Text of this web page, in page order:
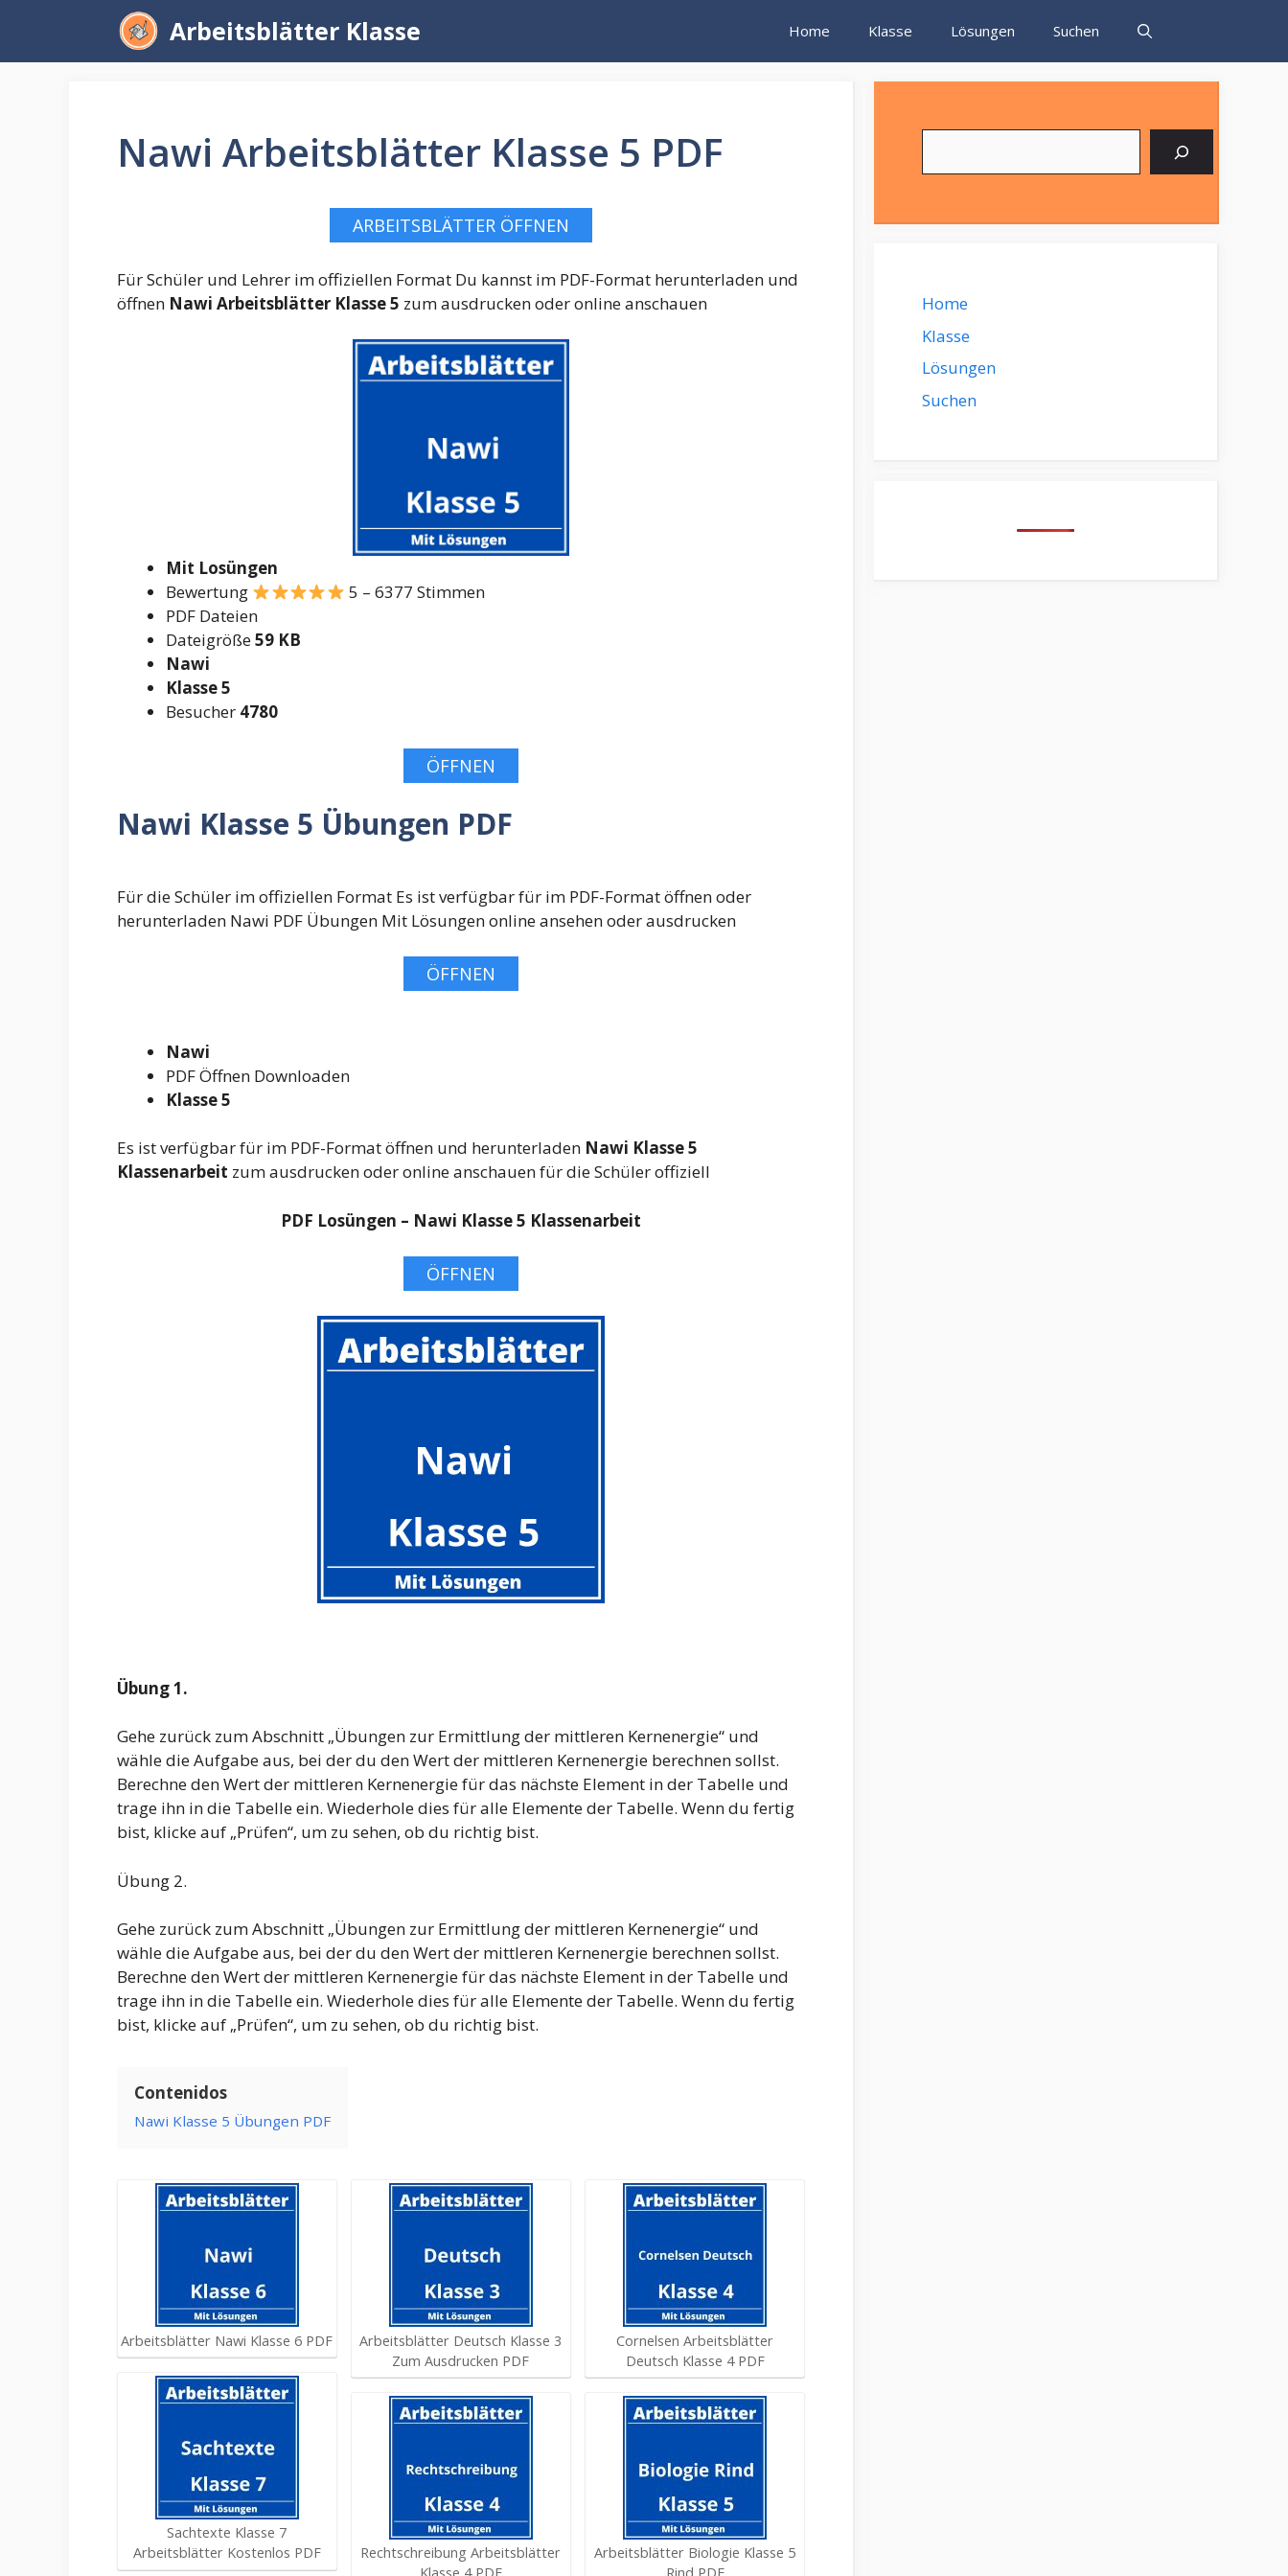
springen
Arbeitsblätter Klasse Home Klasse Lösungen Suchen
Nawi Arbeitsblätter Klasse 5 PDF
ARBEITSBLÄTTER ÖFFNEN
Für Schüler und Lehrer im offiziellen Format Du kannst im PDF-Format herunterladen und
öffnen Nawi Arbeitsblätter Klasse 5 zum ausdrucken oder online anschauen
Mit Losüngen
Bewertung
5 – 6377 Stimmen
PDF Dateien
Dateigröße59 KB
Nawi
Klasse 5
Besucher 4780
ÖFFNEN
Nawi Klasse 5 Übungen PDF
Für die Schüler im offiziellen Format Es ist verfügbar für im PDF-Format öffnen oder
herunterladen Nawi PDF Übungen Mit Lösungen online ansehen oder ausdrucken
ÖFFNEN
Nawi
PDF Öffnen Downloaden
Klasse 5
Es ist verfügbar für im PDF-Format öffnen und herunterladen Nawi Klasse 5
Klassenarbeit zum ausdrucken oder online anschauen für die Schüler offiziell
PDF Losüngen – Nawi Klasse 5 Klassenarbeit
ÖFFNEN
Übung 1.
Gehe zurück zum Abschnitt „Übungen zur Ermittlung der mittleren Kernenergie“ und
wähle die Aufgabe aus, bei der du den Wert der mittleren Kernenergie berechnen sollst.
Berechne den Wert der mittleren Kernenergie für das nächste Element in der Tabelle und
trage ihn in die Tabelle ein. Wiederhole dies für alle Elemente der Tabelle. Wenn du fertig
bist, klicke auf „Prüfen“, um zu sehen, ob du richtig bist.
Übung 2.
Gehe zurück zum Abschnitt „Übungen zur Ermittlung der mittleren Kernenergie“ und
wähle die Aufgabe aus, bei der du den Wert der mittleren Kernenergie berechnen sollst.
Berechne den Wert der mittleren Kernenergie für das nächste Element in der Tabelle und
trage ihn in die Tabelle ein. Wiederhole dies für alle Elemente der Tabelle. Wenn du fertig
bist, klicke auf „Prüfen“, um zu sehen, ob du richtig bist.
Contenidos
Nawi Klasse 5 Übungen PDF
Arbeitsblätter Nawi Klasse 6 PDF
Sachtexte Klasse 7
Arbeitsblätter Kostenlos PDF
Arbeitsblätter Deutsch Klasse 3
Zum Ausdrucken PDF
Rechtschreibung Arbeitsblätter
Cornelsen Arbeitsblätter
Deutsch Klasse 4 PDF
Arbeitsblätter Biologie Klasse 5
Home
Klasse
Lösungen
Suchen